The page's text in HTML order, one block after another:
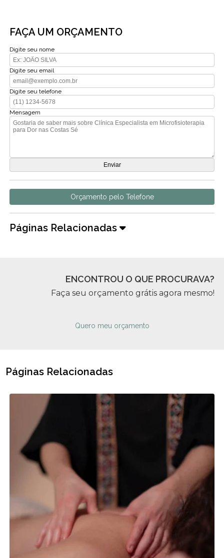
FAÇA UM ORÇAMENTO
Digite seu nome
Digite seu email
Digite seu telefone
Mensagem
Orçamento pelo Telefone
Páginas Relacionadas
ENCONTROU O QUE PROCURAVA?
Faça seu orçamento grátis agora mesmo!
Quero meu orçamento
Páginas Relacionadas